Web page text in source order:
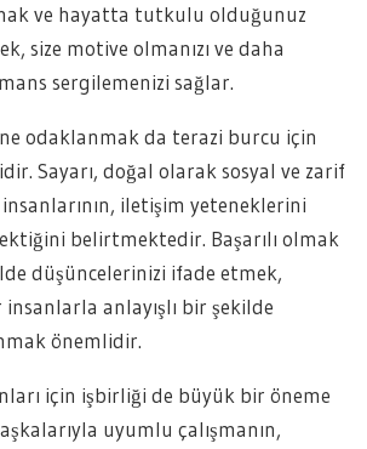
ve hayatta tutkulu olduğunuz
size motive olmanızı ve daha
sergilemenizi sağlar.
odaklanmak da terazi burcu için
Sayarı, doğal olarak sosyal ve zarif
iletişim yeteneklerini
belirtmektedir. Başarılı olmak
düşüncelerinizi ifade etmek,
anlayışlı bir şekilde
önemlidir.
için işbirliği de büyük bir öneme
uyumlu çalışmanın,